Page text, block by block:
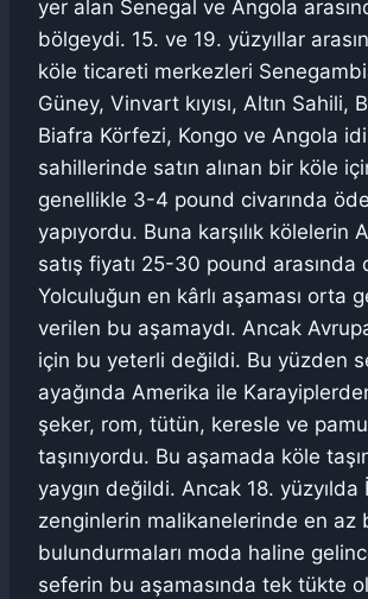
yer alan Senegal ve Angola
bölgeydi. 15. ve 19. yüzyıllar
köle ticareti merkezleri
Güney, Vinvart kıyısı, Altın Sahili,
Biafra Körfezi, Kongo ve Angola
sahillerinde satın alınan bir köle
genellikle 3-4 pound civarında
yapıyordu. Buna karşılık kölelerin
satış fiyatı 25-30 pound arasında
Yolculuğun en kârlı aşaması orta
verilen bu aşamaydı. Ancak
için bu yeterli değildi. Bu yüzden
ayağında Amerika ile
şeker, rom, tütün, keresle ve
taşınıyordu. Bu aşamada köle
yaygın değildi. Ancak 18. yüzyılda
zenginlerin malikanelerinde en az
bulundurmaları moda haline
seferin bu aşamasında tek tükte